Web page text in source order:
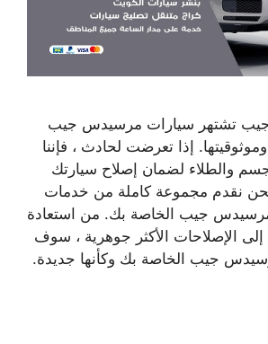
تشتهر سيارات مرسيدس جيب
إذا تعرضت لحادث ، فإننا
والطلاء لضمان إصلاح سيارتك
نقدم مجموعة كاملة من خدمات
مرسيدس جيب الخاصة بك. من استعادة
الإصلاحات الأكثر جوهرية ، سوف
جيب الخاصة بك وكأنها جديدة.